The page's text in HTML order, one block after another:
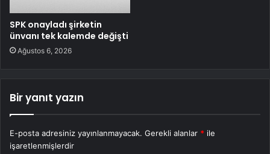
SPK onayladı şirketin
ünvanı tek kalemde değişti
Ağustos 6, 2026
Bir yanıt yazın
E-posta adresiniz yayınlanmayacak. Gerekli alanlar * ile
işaretlenmişlerdir